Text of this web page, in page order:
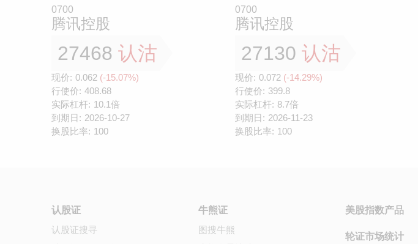
0700
腾讯控股
27468 认沽
现价: 0.062 (-15.07%)
行使价: 408.68
实际杠杆: 10.1倍
到期日: 2026-10-27
换股比率: 100
0700
腾讯控股
27130 认沽
现价: 0.072 (-14.29%)
行使价: 399.8
实际杠杆: 8.7倍
到期日: 2026-11-23
换股比率: 100
认股证
认股证搜寻
牛熊证
图搜牛熊
美股指数产品
轮证市场统计